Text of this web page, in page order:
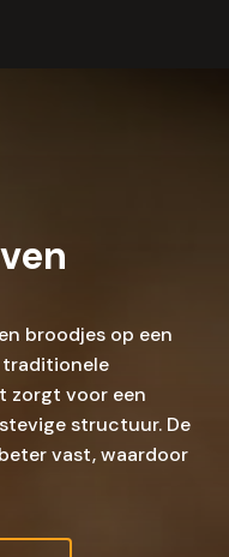
broodjes op een
traditionele
zorgt voor een
structuur. De
vast, waardoor